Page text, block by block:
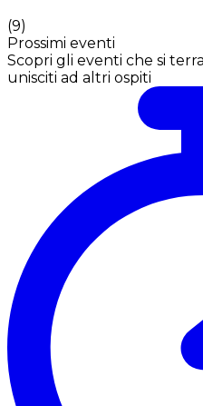
(9)
Prossimi eventi
Scopri gli eventi che si
unisciti ad altri ospiti